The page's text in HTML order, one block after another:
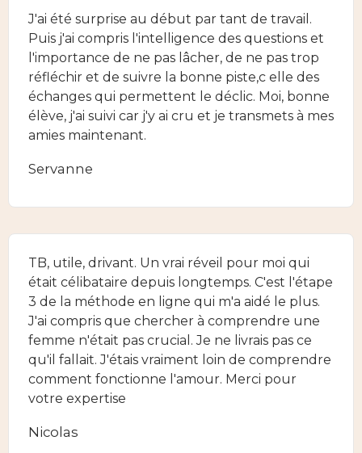
J'ai été surprise au début par tant de travail.
Puis j'ai compris l'intelligence des questions et
l'importance de ne pas lâcher, de ne pas trop
réfléchir et de suivre la bonne piste,c elle des
échanges qui permettent le déclic. Moi, bonne
élève, j'ai suivi car j'y ai cru et je transmets à mes
amies maintenant.
Servanne
TB, utile, drivant. Un vrai réveil pour moi qui
était célibataire depuis longtemps. C'est l'étape
3 de la méthode en ligne qui m'a aidé le plus.
J'ai compris que chercher à comprendre une
femme n'était pas crucial. Je ne livrais pas ce
qu'il fallait. J'étais vraiment loin de comprendre
comment fonctionne l'amour. Merci pour
votre expertise
Nicolas